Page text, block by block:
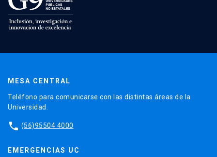
MESA CENTRAL
Teléfono para comunicarse con las distintas áreas de la
Universidad.
phone (56)95504 4000
EMERGENCIAS UC